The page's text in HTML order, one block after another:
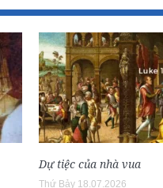
Dự tiệc của nhà vua
Thứ Bảy 18.07.2026